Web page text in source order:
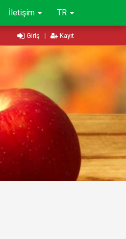
İletişim TR
Giriş | Kayıt